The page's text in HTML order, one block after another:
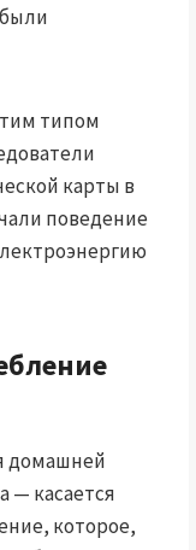
типом
карты в
поведение
домашней
— касается
которое,